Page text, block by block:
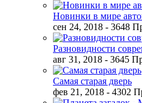
Новинки в мире
сен 24, 2018 - 3648
Разновидности
авг 31, 2018 - 3645
Самая старая дверь
фев 21, 2018 - 4302